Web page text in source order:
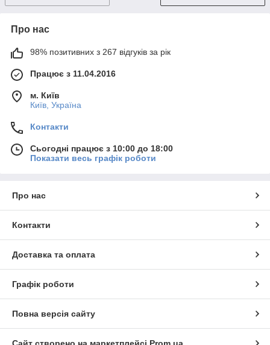
Про нас
98% позитивних з 267 відгуків за рік
Працює з 11.04.2016
м. Київ
Київ, Україна
Контакти
Сьогодні працює з 10:00 до 18:00
Показати весь графік роботи
Про нас
Контакти
Доставка та оплата
Графік роботи
Повна версія сайту